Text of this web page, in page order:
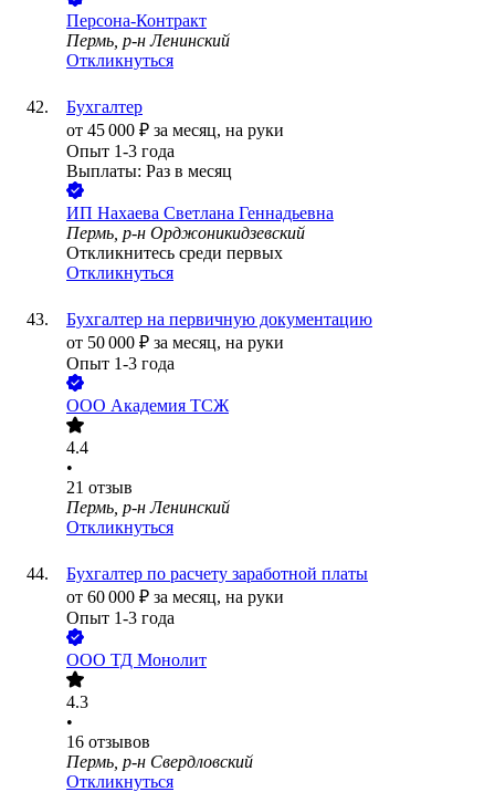
Персона-Контракт
Пермь, р-н Ленинский
Откликнуться
Бухгалтер
от 45 000 ₽ за месяц, на руки
Опыт 1-3 года
Выплаты: Раз в месяц
ИП Нахаева Светлана Геннадьевна
Пермь, р-н Орджоникидзевский
Откликнитесь среди первых
Откликнуться
Бухгалтер на первичную документацию
от 50 000 ₽ за месяц, на руки
Опыт 1-3 года
ООО Академия ТСЖ
4.4
•
21 отзыв
Пермь, р-н Ленинский
Откликнуться
Бухгалтер по расчету заработной платы
от 60 000 ₽ за месяц, на руки
Опыт 1-3 года
ООО ТД Монолит
4.3
•
16 отзывов
Пермь, р-н Свердловский
Откликнуться